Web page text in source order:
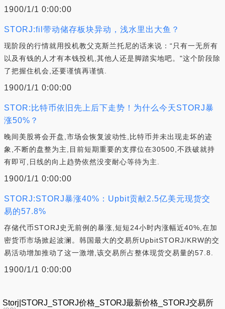
1900/1/1 0:00:00
STORJ:fil带动储存板块异动，浅水里出大鱼？
现阶段的行情就用投机教父克斯兰托尼的话来说：“只有一无所有
以及有钱的人才有本钱投机,其他人还是脚踏实地吧。"这个阶段除
了把握住机会,还要谨慎再谨慎.
1900/1/1 0:00:00
STOR:比特币依旧先上后下走势！为什么今天STORJ暴
涨50%？
晚间美股将会开盘,市场会恢复波动性,比特币并未出现走坏的迹
象,不断的盘整为主,目前短期重要的支撑位在30500,不跌破就持
有即可,日线的向上趋势依然没变耐心等待为主.
1900/1/1 0:00:00
STORJ:STORJ暴涨40%：Upbit贡献2.5亿美元现货交
易的57.8%
存储代币STORJ史无前例的暴涨,短短24小时内涨幅近40%,在加
密货币市场掀起波澜。韩国最大的交易所UpbitSTORJ/KRW的交
易活动增加推动了这一激增,该交易所占整体现货交易量的57.8.
1900/1/1 0:00:00
Storj|STORJ_STORJ价格_STORJ最新价格_STORJ交易所